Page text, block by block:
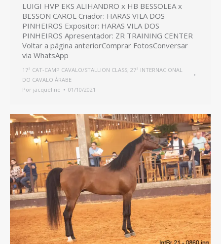
LUIGI HVP EKS ALIHANDRO x HB BESSOLEA x
BESSON CAROL Criador: HARAS VILA DOS
PINHEIROS Expositor: HARAS VILA DOS
PINHEIROS Apresentador: ZR TRAINING CENTER
Voltar a página anteriorComprar FotosConversar
via WhatsApp
17ª CAT-CAMP CAVALO/STALLION CLASS, 27ª INTERNACIONAL
DO CAVALO ÁRABE
Por jacqueline 01/10/2021